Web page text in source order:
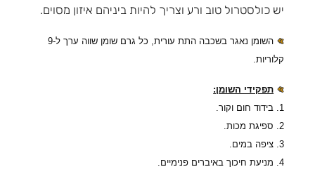
יש כולסטרול טוב ורע וצריך להיות ביניהם איזון מסוים.
השומן נאגר בשכבה התת עורית, כל גרם שומן שווה ערך ל-9
קלוריות.
תפקידי השומן:
1. בידוד חום וקור.
2. ספיגת מכות.
3. ציפה במים.
4. מניעת חיכוך באיברים פנימיים.